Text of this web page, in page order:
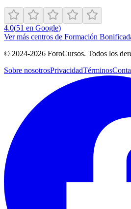
4.0(51 en Google)
Ver más centros de Formación
© 2024-2026 ForoCursos. Todos los
Sobre nosotrosPrivacidadTérminos